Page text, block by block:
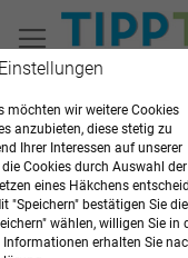
Artikel1-20von31
ARZTBEDARF
möchten wir weitere Cookies
anzubieten, diese stetig zu
Ihrer Interessen auf unserer
Cookies durch Auswahl
eines Häkchens
"Speichern" bestätigen Sie
wählen, willigen Sie in
erhalten Sie